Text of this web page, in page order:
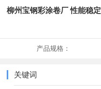
柳州宝钢彩涂卷厂 性能稳定
产品规格：
关键词